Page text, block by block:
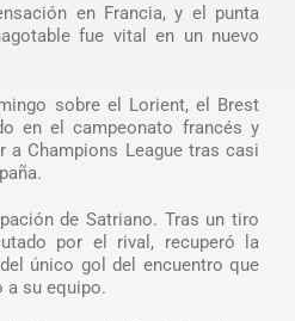
en Francia, y el punta
fue vital en un nuevo
sobre el Lorient, el Brest
en el campeonato francés y
a Champions League tras casi
de Satriano. Tras un tiro
por el rival, recuperó la
único gol del encuentro que
a su equipo.